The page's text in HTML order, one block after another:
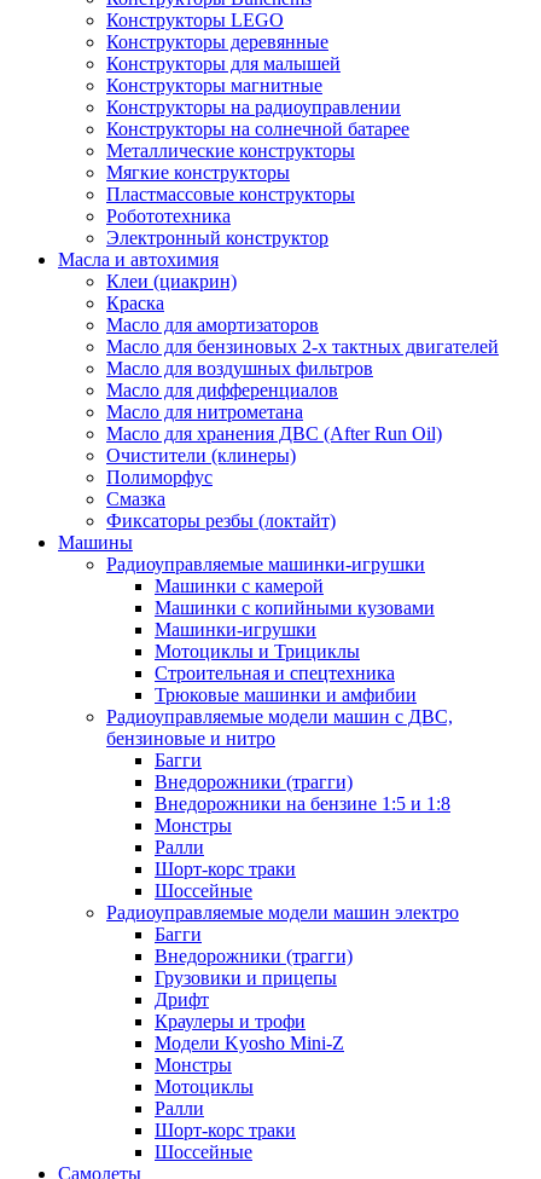
Конструкторы LEGO
Конструкторы деревянные
Конструкторы для малышей
Конструкторы магнитные
Конструкторы на радиоуправлении
Конструкторы на солнечной батарее
Металлические конструкторы
Мягкие конструкторы
Пластмассовые конструкторы
Робототехника
Электронный конструктор
Масла и автохимия
Клеи (циакрин)
Краска
Масло для амортизаторов
Масло для бензиновых 2-х тактных двигателей
Масло для воздушных фильтров
Масло для дифференциалов
Масло для нитрометана
Масло для хранения ДВС (After Run Oil)
Очистители (клинеры)
Полиморфус
Смазка
Фиксаторы резбы (локтайт)
Машины
Радиоуправляемые машинки-игрушки
Машинки с камерой
Машинки с копийными кузовами
Машинки-игрушки
Мотоциклы и Трициклы
Строительная и спецтехника
Трюковые машинки и амфибии
Радиоуправляемые модели машин с ДВС,
бензиновые и нитро
Багги
Внедорожники (трагги)
Внедорожники на бензине 1:5 и 1:8
Монстры
Ралли
Шорт-корс траки
Шоссейные
Радиоуправляемые модели машин электро
Багги
Внедорожники (трагги)
Грузовики и прицепы
Дрифт
Краулеры и трофи
Модели Kyosho Mini-Z
Монстры
Мотоциклы
Ралли
Шорт-корс траки
Шоссейные
Самолеты